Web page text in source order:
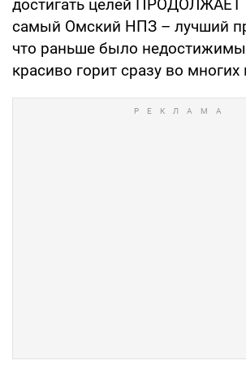
достигать целей ПРОДОЛЖАЕТ
самый Омский НПЗ – лучший
что раньше было
красиво горит сразу во многих